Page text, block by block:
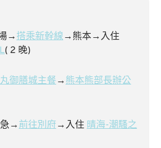
→ 搭乘新幹線 →熊本→入住
( 2 晚)
御膳城主餐 → 熊本熊部長辦公
急→ 前往別府 →入住 晴海-潮騷之